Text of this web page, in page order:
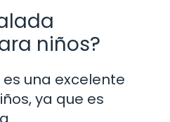
niños?
una excelente
ya que es